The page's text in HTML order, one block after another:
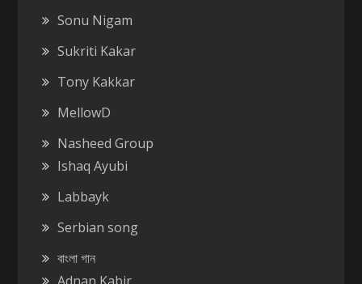
Sonu Nigam
Sukriti Kakar
Tony Kakkar
MellowD
Nasheed Group
Ishaq Ayubi
Labbayk
Serbian song
বাংলা গান